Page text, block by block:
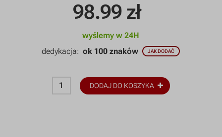
98.99 zł
wyślemy w 24H
dedykacja:ok 100 znaków JAK DODAĆ
DODAJ DO KOSZYKA